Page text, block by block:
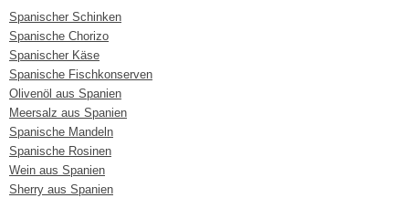
Spanischer Schinken
Spanische Chorizo
Spanischer Käse
Spanische Fischkonserven
Olivenöl aus Spanien
Meersalz aus Spanien
Spanische Mandeln
Spanische Rosinen
Wein aus Spanien
Sherry aus Spanien